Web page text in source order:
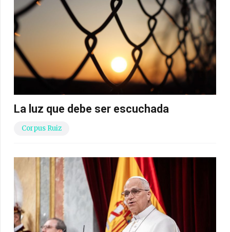
La luz que debe ser escuchada
Corpus Ruiz